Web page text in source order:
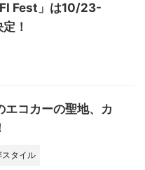
Fest」は10/23-
！
エコカーの聖地、カ
スタイル